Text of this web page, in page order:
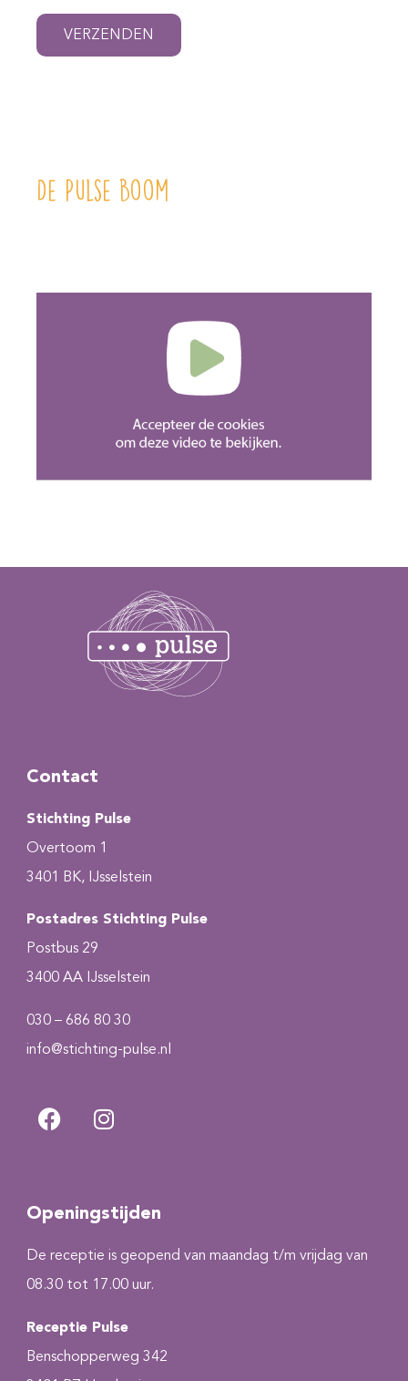
VERZENDEN
De Pulse Boom
Contact
Stichting Pulse
Overtoom 1
3401 BK, IJsselstein
Postadres Stichting Pulse
Postbus 29
3400 AA IJsselstein
030 – 686 80 30
info@stichting-pulse.nl
Openingstijden
De receptie is geopend van maandag t/m vrijdag van
08.30 tot 17.00 uur.
Receptie Pulse
Benschopperweg 342